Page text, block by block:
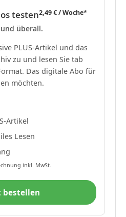
testen2,49 € / Woche*
überall.
PLUS-Artikel und das
zu und lesen Sie tab
Das digitale Abo für
möchten.
Artikel
Lesen
inkl. MwSt.
bestellen